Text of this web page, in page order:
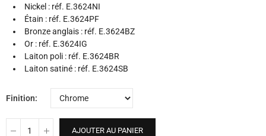
Nickel : réf. E.3624NI
Étain : réf. E.3624PF
Bronze anglais : réf. E.3624BZ
Or : réf. E.3624IG
Laiton poli : réf. E.3624BR
Laiton satiné : réf. E.3624SB
Finition
AJOUTER AU PANIER